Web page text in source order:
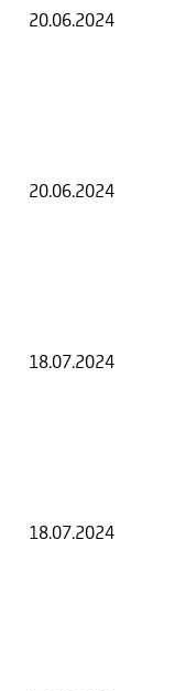
20.06.2024
20.06.2024
18.07.2024
18.07.2024